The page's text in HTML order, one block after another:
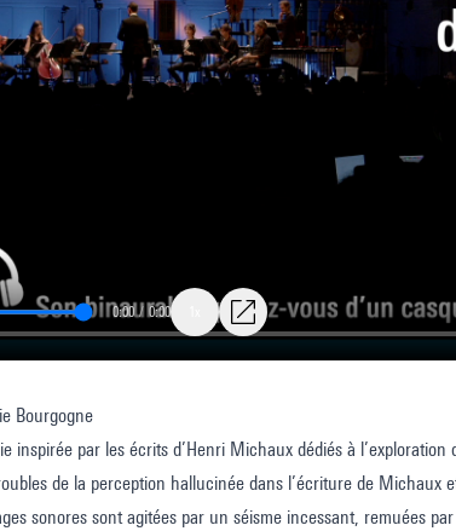
0:00 / 0:00
Bourgogne
inspirée par les écrits d’Henri Michaux dédiés à
de la perception hallucinée dans l’écriture de Michaux
sonores sont agitées par un séisme incessant, remuées